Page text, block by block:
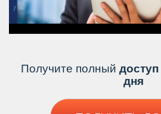
Получите полный
дня